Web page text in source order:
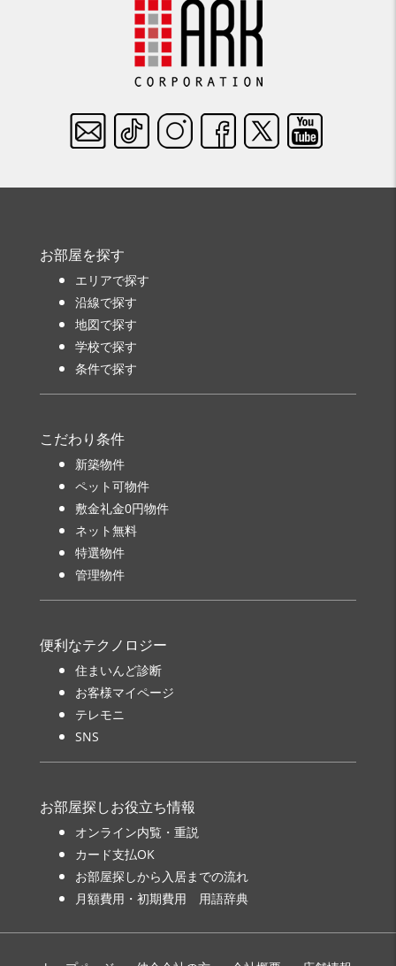
お部屋を探す
エリアで探す
沿線で探す
地図で探す
学校で探す
条件で探す
こだわり条件
新築物件
ペット可物件
敷金礼金0円物件
ネット無料
特選物件
管理物件
便利なテクノロジー
住まいんど診断
お客様マイページ
テレモニ
SNS
お部屋探しお役立ち情報
オンライン内覧・重説
カード支払OK
お部屋探しから入居までの流れ
月額費用・初期費用 用語辞典